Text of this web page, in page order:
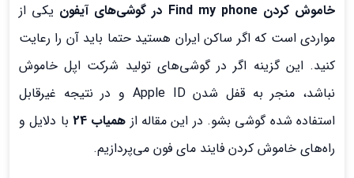
خاموش کردن Find my phone در گوشی‌های آیفون
یکی از
مواردی است که اگر ساکن ایران هستید حتما باید آن را رعایت
کنید. این گزینه اگر در گوشی‌های تولید شرکت اپل خاموش
نباشد، منجر به قفل شدن Apple ID و در نتیجه غیرقابل
استفاده شده گوشی بشو. در این مقاله از همیاب 24
با دلایل و
راه‌های خاموش کردن فایند مای فون می‌پردازیم.